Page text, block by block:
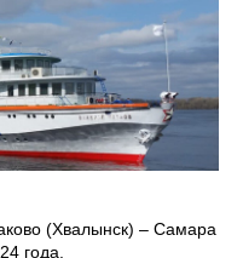
(Хвалынск) – Самара
года.